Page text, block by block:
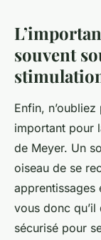
souvent
Enfin,
important pour
de Meyer. Un
oiseau de se
apprentissages
vous donc qu’il
sécurisé pour